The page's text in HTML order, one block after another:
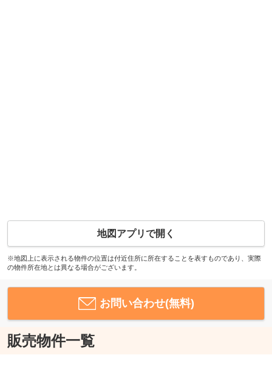
地図アプリで開く
※地図上に表示される物件の位置は付近住所に所在することを表すものであり、実際
の物件所在地とは異なる場合がございます。
お問い合わせ(無料)
販売物件一覧